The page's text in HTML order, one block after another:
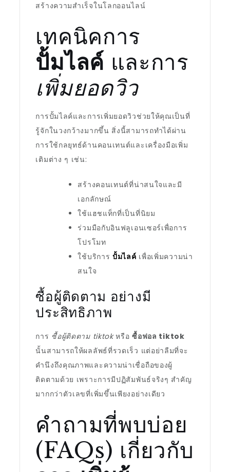
สร้างความสำเร็จในโลกออนไลน์
เทคนิคการ
ปั้มไลค์ และการ
เพิ่มยอดวิว
การปั้มไลค์และการเพิ่มยอดวิวช่วยให้คุณเป็นที่
รู้จักในวงกว้างมากขึ้น สิ่งนี้สามารถทำได้ผ่าน
การใช้กลยุทธ์ด้านคอนเทนต์และเครื่องมือเพิ่ม
เติมต่าง ๆ เช่น:
สร้างคอนเทนต์ที่น่าสนใจและมี
เอกลักษณ์
ใช้แฮชแท็กที่เป็นที่นิยม
ร่วมมือกับอินฟลูเอนเซอร์เพื่อการ
โปรโมท
ใช้บริการปั้มไลค์ เพื่อเพิ่มความน่า
สนใจ
ซื้อผู้ติดตาม อย่างมี
ประสิทธิภาพ
การ ซื้อผู้ติดตาม tiktokหรือซื้อฟอล tiktok
นั้นสามารถให้ผลลัพธ์ที่รวดเร็ว แต่อย่าลืมที่จะ
คำนึงถึงคุณภาพและความน่าเชื่อถือของผู้
ติดตามด้วย เพราะการมีปฏิสัมพันธ์จริงๆ สำคัญ
มากกว่าตัวเลขที่เพิ่มขึ้นเพียงอย่างเดียว
คำถามที่พบบ่อย
(FAQs) เกี่ยวกับ